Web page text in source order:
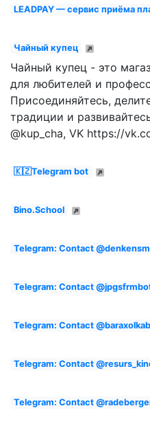
LEADPAY — сервис приёма
Чайный купец
Чайный купец - это
для любителей и
Присоединяйтесь,
традиции и
@kup_cha, VK https://
🇰🇿Telegram bot
Bino.School
Telegram: Contact
Telegram: Contact
Telegram: Contact
Telegram: Contact
Telegram: Contact